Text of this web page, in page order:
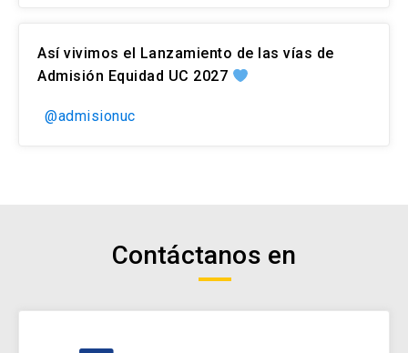
Así vivimos el Lanzamiento de las vías de
Admisión Equidad UC 2027
@admisionuc
Contáctanos en